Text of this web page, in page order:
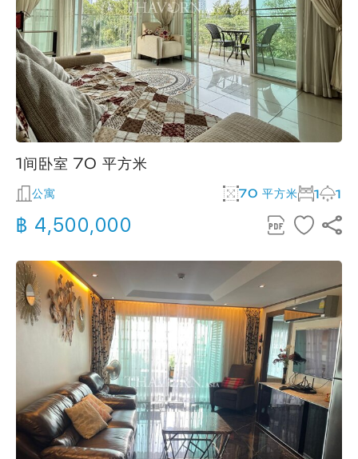
1间卧室 70 平方米
公寓 70 平方米 1 1
฿ 4,500,000